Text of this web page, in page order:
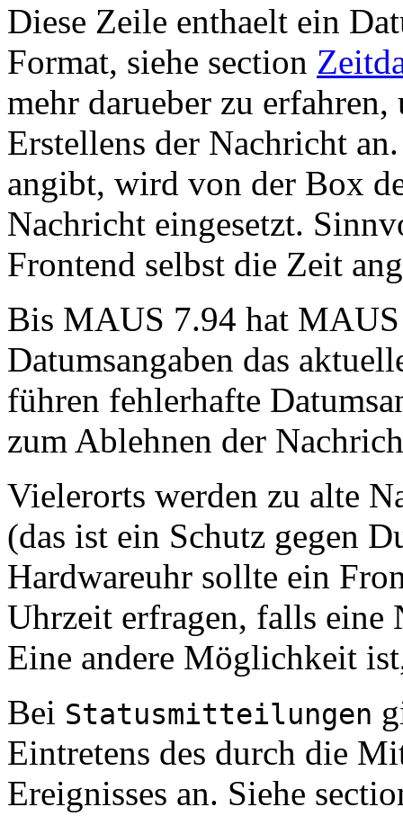
Diese Zeile enthaelt ein
Format, siehe section
mehr darueber zu
Erstellens der Nachricht
angibt, wird von der Box
Nachricht eingesetzt.
Frontend selbst die Zeit
Bis MAUS 7.94 hat
Datumsangaben das
führen fehlerhafte
zum Ablehnen der
Vielerorts werden zu alte
(das ist ein Schutz gegen
Hardwareuhr sollte ein
Uhrzeit erfragen, falls eine
Eine andere Möglichkeit
Bei Statusmitteilungen
Eintretens des durch die
Ereignisses an. Siehe